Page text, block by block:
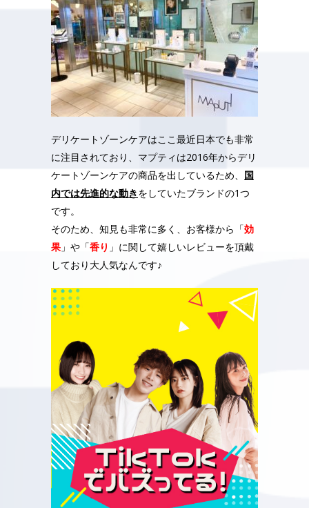
デリケートゾーンケアはここ最近日本でも非常
に注目されており、マプティは2016年からデリ
ケートゾーンケアの商品を出しているため、 国
内では先進的な動きをしていたブランドの1つ
です。
そのため、知見も非常に多く、お客様から「効
果 」や「香り 」に関して嬉しいレビューを頂戴
しており大人気なんです♪